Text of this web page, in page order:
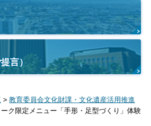
言）
> 教育委員会文化財課・文化遺産活用推進
ク限定メニュー「手形・足型づくり」体験